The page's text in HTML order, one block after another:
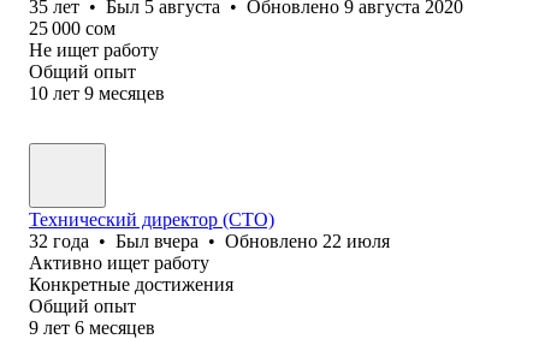
35 лет • Был 5 августа • Обновлено 9 августа 2020
25 000 сом
Не ищет работу
Общий опыт
10 лет 9 месяцев
Технический директор (CTO)
32 года • Был вчера • Обновлено 22 июля
Активно ищет работу
Конкретные достижения
Общий опыт
9 лет 6 месяцев